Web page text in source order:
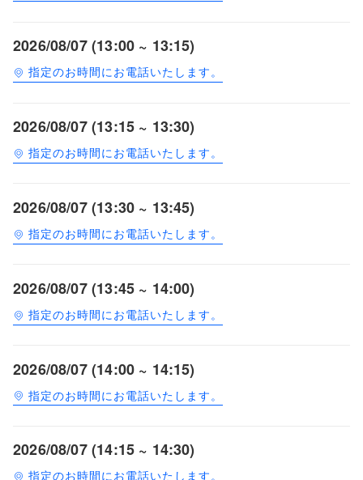
2026/08/07 (13:00 ~ 13:15)
指定のお時間にお電話いたします。
2026/08/07 (13:15 ~ 13:30)
指定のお時間にお電話いたします。
2026/08/07 (13:30 ~ 13:45)
指定のお時間にお電話いたします。
2026/08/07 (13:45 ~ 14:00)
指定のお時間にお電話いたします。
2026/08/07 (14:00 ~ 14:15)
指定のお時間にお電話いたします。
2026/08/07 (14:15 ~ 14:30)
指定のお時間にお電話いたします。